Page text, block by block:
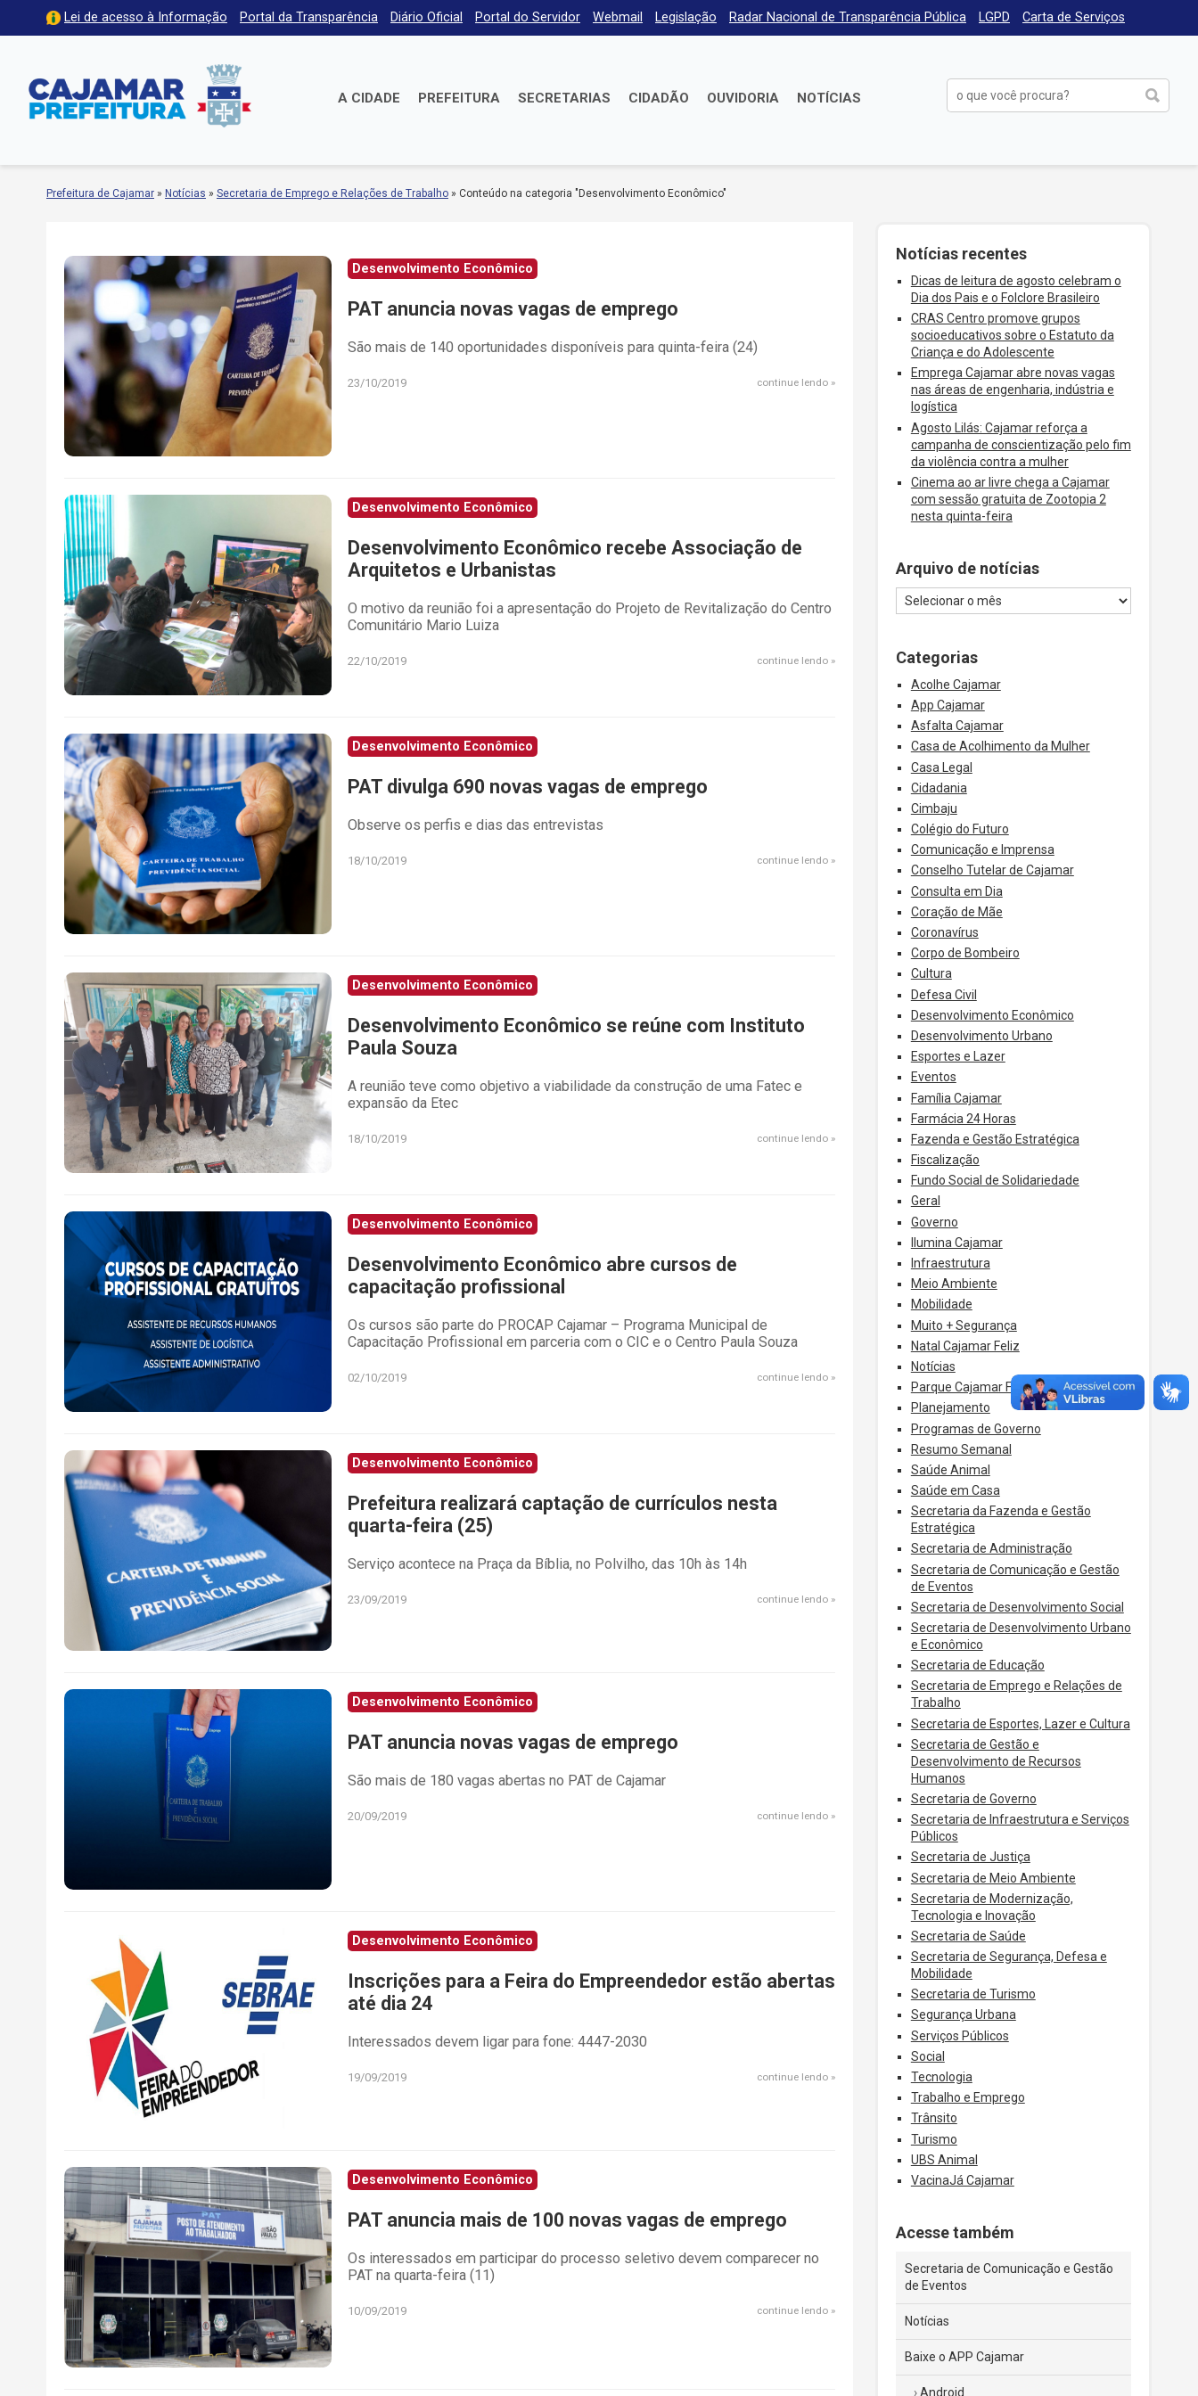
Lei de acesso à Informação Portal da Transparência Diário Oficial Portal do Servidor Webmail Legislação Radar Nacional de Transparência Pública LGPD Carta de Serviços
A CIDADE PREFEITURA SECRETARIAS CIDADÃO OUVIDORIA NOTÍCIAS
Prefeitura de Cajamar » Notícias » Secretaria de Emprego e Relações de Trabalho » Conteúdo na categoria "Desenvolvimento Econômico"
Desenvolvimento Econômico
PAT anuncia novas vagas de emprego
São mais de 140 oportunidades disponíveis para quinta-feira (24)
23/10/2019 continue lendo
Desenvolvimento Econômico
Desenvolvimento Econômico recebe Associação de
Arquitetos e Urbanistas
O motivo da reunião foi a apresentação do Projeto de Revitalização do Centro
Comunitário Mario Luiza
22/10/2019 continue lendo
Desenvolvimento Econômico
PAT divulga 690 novas vagas de emprego
Observe os perfis e dias das entrevistas
18/10/2019 continue lendo
Desenvolvimento Econômico
Desenvolvimento Econômico se reúne com Instituto
Paula Souza
A reunião teve como objetivo a viabilidade da construção de uma Fatec e
expansão da Etec
18/10/2019 continue lendo
Desenvolvimento Econômico
Desenvolvimento Econômico abre cursos de
capacitação profissional
Os cursos são parte do PROCAP Cajamar – Programa Municipal de
Capacitação Profissional em parceria com o CIC e o Centro Paula Souza
02/10/2019 continue lendo
Desenvolvimento Econômico
Prefeitura realizará captação de currículos nesta
quarta-feira (25)
Serviço acontece na Praça da Bíblia, no Polvilho, das 10h às 14h
23/09/2019 continue lendo
Desenvolvimento Econômico
PAT anuncia novas vagas de emprego
São mais de 180 vagas abertas no PAT de Cajamar
20/09/2019 continue lendo
Desenvolvimento Econômico
Inscrições para a Feira do Empreendedor estão abertas
até dia 24
Interessados devem ligar para fone: 4447-2030
19/09/2019 continue lendo
Desenvolvimento Econômico
PAT anuncia mais de 100 novas vagas de emprego
Os interessados em participar do processo seletivo devem comparecer no
PAT na quarta-feira (11)
10/09/2019 continue lendo
Notícias recentes
Dicas de leitura de agosto celebram o
Dia dos Pais e o Folclore Brasileiro
CRAS Centro promove grupos
socioeducativos sobre o Estatuto da
Criança e do Adolescente
Emprega Cajamar abre novas vagas
nas áreas de engenharia, indústria e
logística
Agosto Lilás: Cajamar reforça a
campanha de conscientização pelo fim
da violência contra a mulher
Cinema ao ar livre chega a Cajamar
com sessão gratuita de Zootopia 2
nesta quinta-feira
Arquivo de notícias
Categorias
Acolhe Cajamar
App Cajamar
Asfalta Cajamar
Casa de Acolhimento da Mulher
Casa Legal
Cidadania
Cimbaju
Colégio do Futuro
Comunicação e Imprensa
Conselho Tutelar de Cajamar
Consulta em Dia
Coração de Mãe
Coronavírus
Corpo de Bombeiro
Cultura
Defesa Civil
Desenvolvimento Econômico
Desenvolvimento Urbano
Esportes e Lazer
Eventos
Família Cajamar
Farmácia 24 Horas
Fazenda e Gestão Estratégica
Fiscalização
Fundo Social de Solidariedade
Geral
Governo
Ilumina Cajamar
Infraestrutura
Meio Ambiente
Mobilidade
Muito + Segurança
Natal Cajamar Feliz
Notícias
Parque Cajamar Feliz
Planejamento
Programas de Governo
Resumo Semanal
Saúde Animal
Saúde em Casa
Secretaria da Fazenda e Gestão
Estratégica
Secretaria de Administração
Secretaria de Comunicação e Gestão
de Eventos
Secretaria de Desenvolvimento Social
Secretaria de Desenvolvimento Urbano
e Econômico
Secretaria de Educação
Secretaria de Emprego e Relações de
Trabalho
Secretaria de Esportes, Lazer e Cultura
Secretaria de Gestão e
Desenvolvimento de Recursos
Humanos
Secretaria de Governo
Secretaria de Infraestrutura e Serviços
Públicos
Secretaria de Justiça
Secretaria de Meio Ambiente
Secretaria de Modernização,
Tecnologia e Inovação
Secretaria de Saúde
Secretaria de Segurança, Defesa e
Mobilidade
Secretaria de Turismo
Segurança Urbana
Serviços Públicos
Social
Tecnologia
Trabalho e Emprego
Trânsito
Turismo
UBS Animal
VacinaJá Cajamar
Acesse também
Secretaria de Comunicação e Gestão
de Eventos
Notícias
Baixe o APP Cajamar
Android